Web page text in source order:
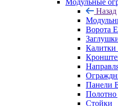
Модульные
Назад
Ворота
Калитки
Панели
Полотно
Стойки